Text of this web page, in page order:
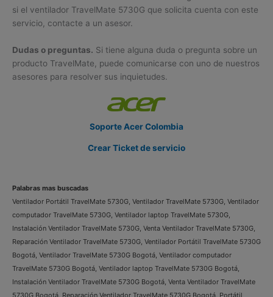
si el ventilador TravelMate 5730G que solicita cuenta con este
servicio, contacte a un asesor.
Dudas o preguntas. Si tiene alguna duda o pregunta sobre un
producto TravelMate, puede comunicarse con uno de nuestros
asesores para resolver sus inquietudes.
Soporte Acer Colombia
Crear Ticket de servicio
Palabras mas buscadas
Ventilador Portátil TravelMate 5730G, Ventilador TravelMate 5730G, Ventilador
computador TravelMate 5730G, Ventilador laptop TravelMate 5730G,
Instalación Ventilador TravelMate 5730G, Venta Ventilador TravelMate 5730G,
Reparación Ventilador TravelMate 5730G, Ventilador Portátil TravelMate 5730G
Bogotá, Ventilador TravelMate 5730G Bogotá, Ventilador computador
TravelMate 5730G Bogotá, Ventilador laptop TravelMate 5730G Bogotá,
Instalación Ventilador TravelMate 5730G Bogotá, Venta Ventilador TravelMate
5730G Bogotá, Reparación Ventilador TravelMate 5730G Bogotá, Portátil